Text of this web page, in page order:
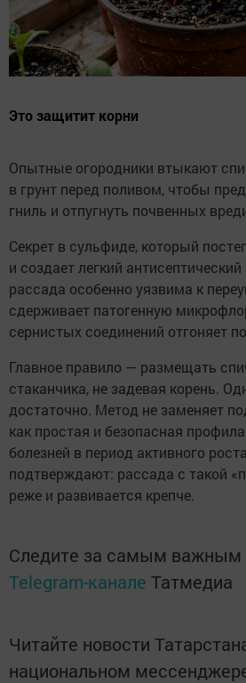
Это защитит корни
Опытные огородники втыкают
в грунт перед поливом, чтобы
гниль и отпугнуть почвенных
Секрет в сульфиде, который
и создает легкий
рассада особенно уязвима к
сдерживает патогенную
сернистых соединений отгоняет
Главное правило — размещать
стаканчика, не задевая корень.
достаточно. Метод не заменяет
как простая и безопасная
болезней в период активного
подтверждают: рассада с такой
реже и развивается крепче.
Следите за самым важным
Telegram-канале Татмедиа
Читайте новости
национальном